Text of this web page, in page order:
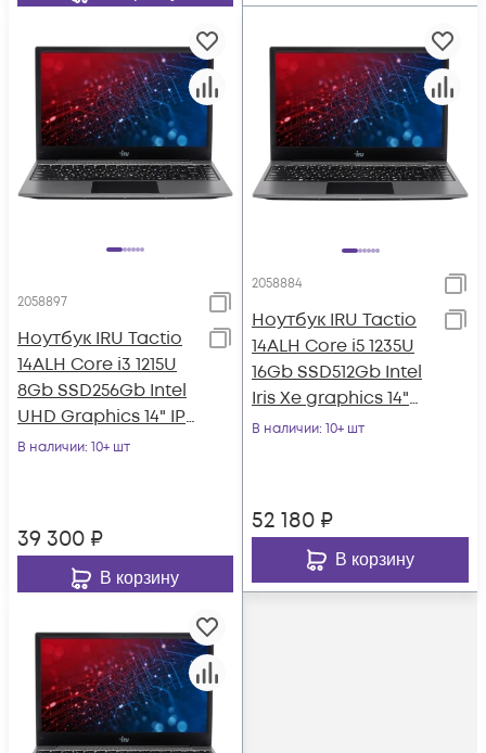
2058897
Ноутбук IRU Tactio
14ALH Core i3 1215U
8Gb SSD256Gb Intel
UHD Graphics 14" IPS
FHD (1920x1080)
В наличии: 10+ шт
39 300 ₽
В корзину
2058884
Ноутбук IRU Tactio
14ALH Core i5 1235U
16Gb SSD512Gb Intel
Iris Xe graphics 14"
IPS FHD (1920x1080)
В наличии: 10+ шт
52 180 ₽
В корзину